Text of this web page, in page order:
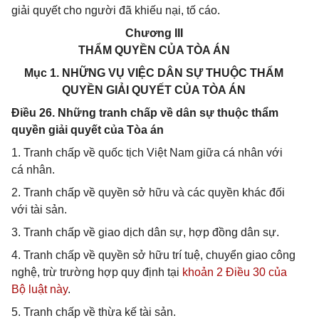
giải quyết cho người đã khiếu nại, tố cáo.
Chương III
THẨM QUYỀN CỦA TÒA ÁN
Mục 1. NHỮNG VỤ VIỆC DÂN SỰ THUỘC THẨM
QUYỀN GIẢI QUYẾT CỦA TÒA ÁN
Điều 26. Những tranh chấp về dân sự thuộc thẩm
quyền giải quyết của Tòa án
1. Tranh chấp về quốc tịch Việt Nam giữa cá nhân với
cá nhân.
2. Tranh chấp về quyền sở hữu và các quyền khác đối
với tài sản.
3. Tranh chấp về giao dịch dân sự, hợp đồng dân sự.
4. Tranh chấp về quyền sở hữu trí tuệ, chuyển giao công
nghệ, trừ trường hợp quy định tại khoản 2 Điều 30 của
Bộ luật này.
5. Tranh chấp về thừa kế tài sản.